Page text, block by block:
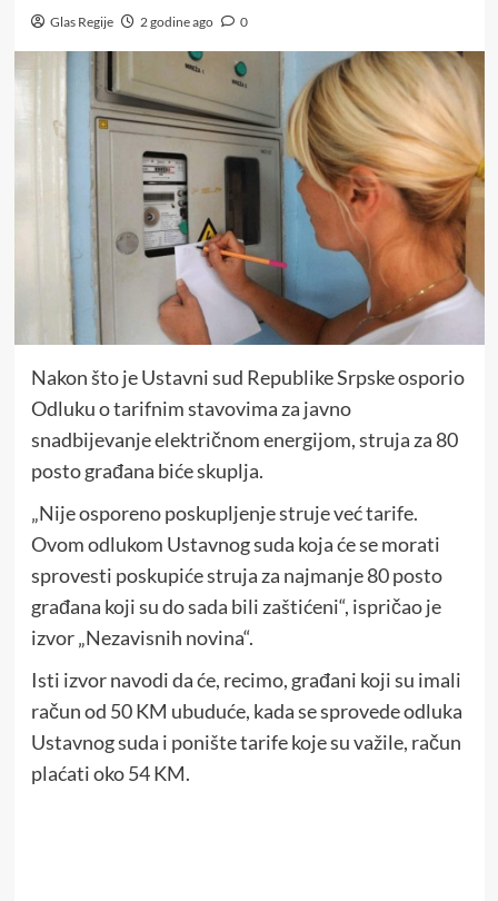
Glas Regije 2 godine ago 0
Nakon što je Ustavni sud Republike Srpske osporio
Odluku o tarifnim stavovima za javno
snadbijevanje električnom energijom, struja za 80
posto građana biće skuplja.
„Nije osporeno poskupljenje struje već tarife.
Ovom odlukom Ustavnog suda koja će se morati
sprovesti poskupiće struja za najmanje 80 posto
građana koji su do sada bili zaštićeni“, ispričao je
izvor „Nezavisnih novina“.
Isti izvor navodi da će, recimo, građani koji su imali
račun od 50 KM ubuduće, kada se sprovede odluka
Ustavnog suda i ponište tarife koje su važile, račun
plaćati oko 54 KM.